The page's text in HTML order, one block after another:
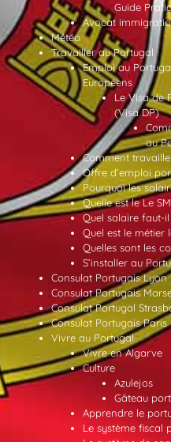
Guide
Avocat
Météo
Travailler au Portugal
Emploi au
Européens
Le Visa de
(Visa DP)
au
Comment
Offre d’emploi
Pourquoi les
Quelle est le Le
Quel salaire faut-
Quel est le métier
Quelles sont les
S’installer au
Consulat Portugais Lyon
Consulat Portugais
Consulat Portugal
Consulat Portugais Paris
Vivre au Portugal
Vivre en Algarve
Culture
Azulejos
Gâteau
Apprendre le
Le système fiscal